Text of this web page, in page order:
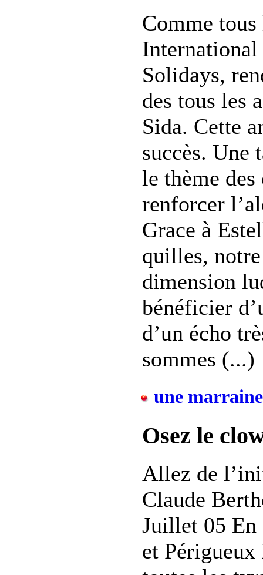
Comme
Solidays,
des tous les
Sida. Cette
succès. Une
le thème
renforcer
Grace à
quilles, notre
dimension
bénéficier
d’un écho
sommes (...)
une
Osez le
Allez de
Claude
Juillet 05 En
et